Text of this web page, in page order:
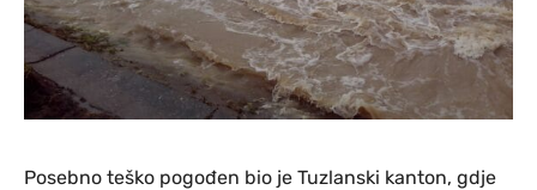
Posebno teško pogođen bio je Tuzlanski kanton, gdje